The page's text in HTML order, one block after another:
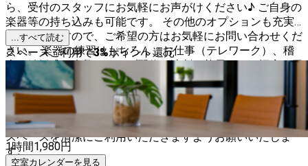
ら、受付のスタッフにお気軽にお声がけください♪ ご自身の
楽器等の持ち込みも可能です。 その他のオプションも充実
しておりますので、ご希望の方はお気軽にお問い合わせくだ
さい。 楽器の練習はもちろん、お仕事（テレワーク）、稽
古、結婚式の余興、ライブ配信、演劇・芝居など、幅広い用
途にご利用いただけます。部屋内、待合室ではフロア共通の
Wi-Fiをご利用いただけます。 スペースのご利用にあたって
は、ページ下部にございます「利用規約」を必ずご確認くだ
さい。 また、スペース内での禁止事項にご注意いただき、
スペースを清潔にご利用いただきますようお願いいたしま
す。
...すべて読む
スペースご利用で3%ポイント還元
1時間1,980円
空室カレンダーを見る